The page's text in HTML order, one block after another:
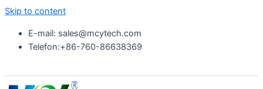
Skip to content
E-mail: sales@mcytech.com
Telefon:+86-760-86638369